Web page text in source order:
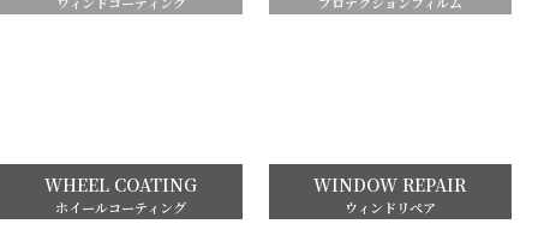
WHEEL COATING
ホイールコーティング
WINDOW REPAIR
ウィンドリペア